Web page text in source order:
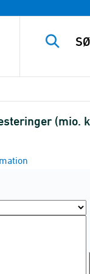
(mio.